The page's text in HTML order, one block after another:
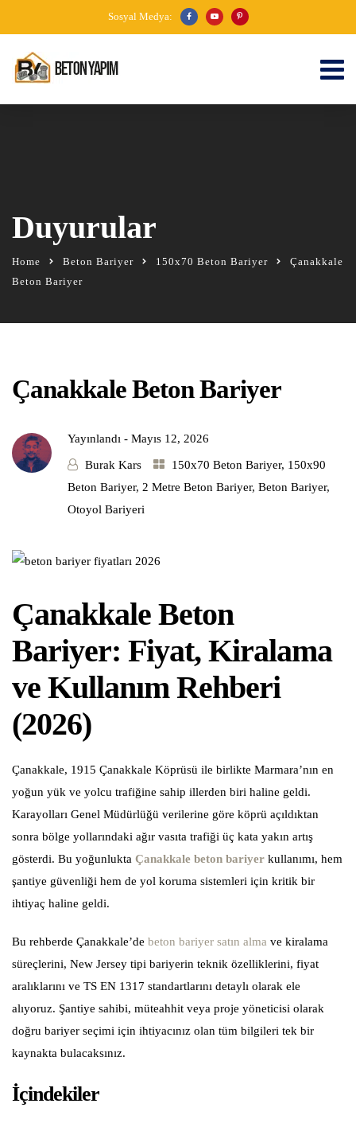
Sosyal Medya:
Duyurular
Home Beton Bariyer 150x70 Beton Bariyer
Çanakkale
Beton Bariyer
Çanakkale Beton Bariyer
Yayınlandı - Mayıs 12, 2026
Burak Kars 150x70 Beton Bariyer, 150x90
Beton Bariyer, 2 Metre Beton Bariyer, Beton Bariyer,
Otoyol Bariyeri
Çanakkale Beton
Bariyer: Fiyat, Kiralama
ve Kullanım Rehberi
(2026)
Çanakkale, 1915 Çanakkale Köprüsü ile birlikte Marmara’nın en
yoğun yük ve yolcu trafiğine sahip illerden biri haline geldi.
Karayolları Genel Müdürlüğü verilerine göre köprü açıldıktan
sonra bölge yollarındaki ağır vasıta trafiği üç kata yakın artış
gösterdi. Bu yoğunlukta Çanakkale beton bariyer kullanımı, hem
şantiye güvenliği hem de yol koruma sistemleri için kritik bir
ihtiyaç haline geldi.
Bu rehberde Çanakkale’de beton bariyer satın alma ve kiralama
süreçlerini, New Jersey tipi bariyerin teknik özelliklerini, fiyat
aralıklarını ve TS EN 1317 standartlarını detaylı olarak ele
alıyoruz. Şantiye sahibi, müteahhit veya proje yöneticisi olarak
doğru bariyer seçimi için ihtiyacınız olan tüm bilgileri tek bir
kaynakta bulacaksınız.
İçindekiler